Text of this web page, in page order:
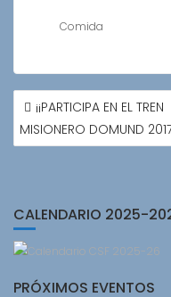
Comida
NAVEGACIÓN
DE
ENTRADAS
¡¡PARTICIPA EN EL TREN
MISIONERO DOMUND
CALENDARIO 2025-
PRÓXIMOS EVENTOS